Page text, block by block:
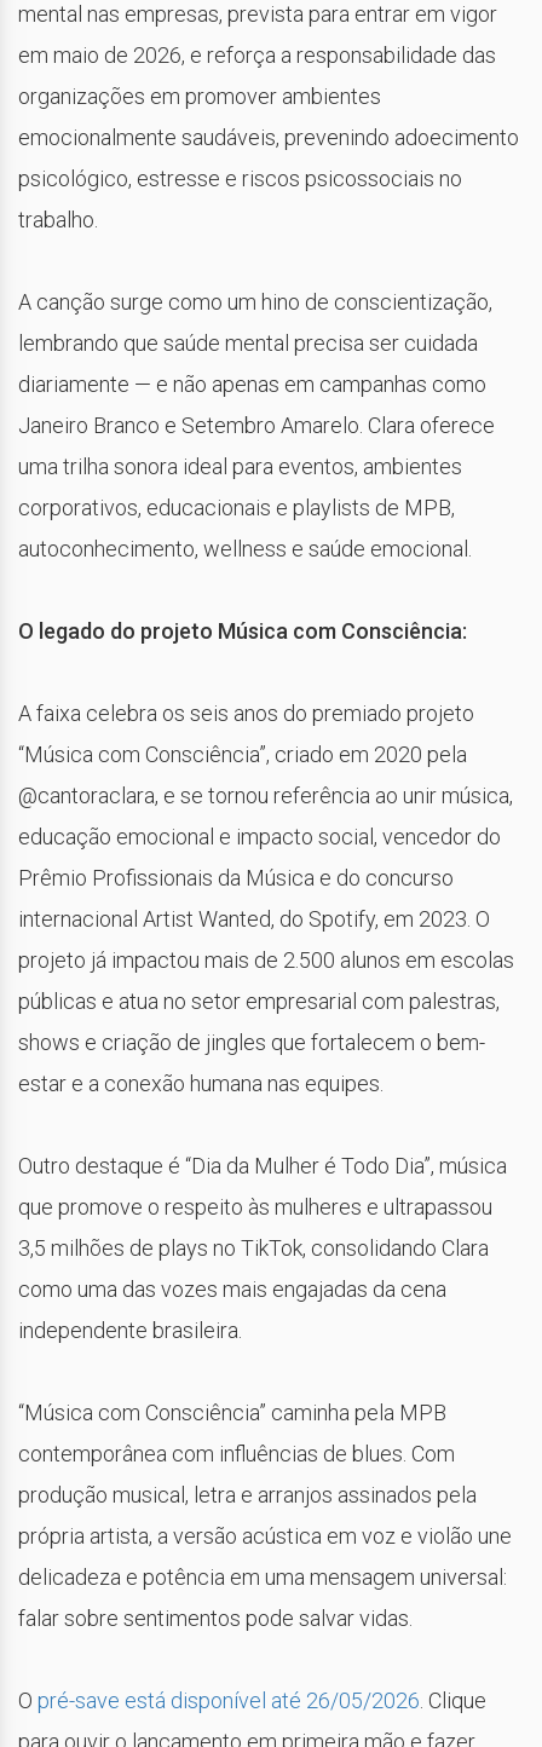
mental nas empresas, prevista para entrar em vigor
em maio de 2026, e reforça a responsabilidade das
organizações em promover ambientes
emocionalmente saudáveis, prevenindo adoecimento
psicológico, estresse e riscos psicossociais no
trabalho.
A canção surge como um hino de conscientização,
lembrando que saúde mental precisa ser cuidada
diariamente — e não apenas em campanhas como
Janeiro Branco e Setembro Amarelo. Clara oferece
uma trilha sonora ideal para eventos, ambientes
corporativos, educacionais e playlists de MPB,
autoconhecimento, wellness e saúde emocional.
O legado do projeto Música com Consciência:
A faixa celebra os seis anos do premiado projeto
“Música com Consciência”, criado em 2020 pela
@cantoraclara, e se tornou referência ao unir música,
educação emocional e impacto social, vencedor do
Prêmio Profissionais da Música e do concurso
internacional Artist Wanted, do Spotify, em 2023. O
projeto já impactou mais de 2.500 alunos em escolas
públicas e atua no setor empresarial com palestras,
shows e criação de jingles que fortalecem o bem-
estar e a conexão humana nas equipes.
Outro destaque é “Dia da Mulher é Todo Dia”, música
que promove o respeito às mulheres e ultrapassou
3,5 milhões de plays no TikTok, consolidando Clara
como uma das vozes mais engajadas da cena
independente brasileira.
“Música com Consciência” caminha pela MPB
contemporânea com influências de blues. Com
produção musical, letra e arranjos assinados pela
própria artista, a versão acústica em voz e violão une
delicadeza e potência em uma mensagem universal:
falar sobre sentimentos pode salvar vidas.
O pré-save está disponível até 26/05/2026. Clique
para ouvir o lançamento em primeira mão e fazer